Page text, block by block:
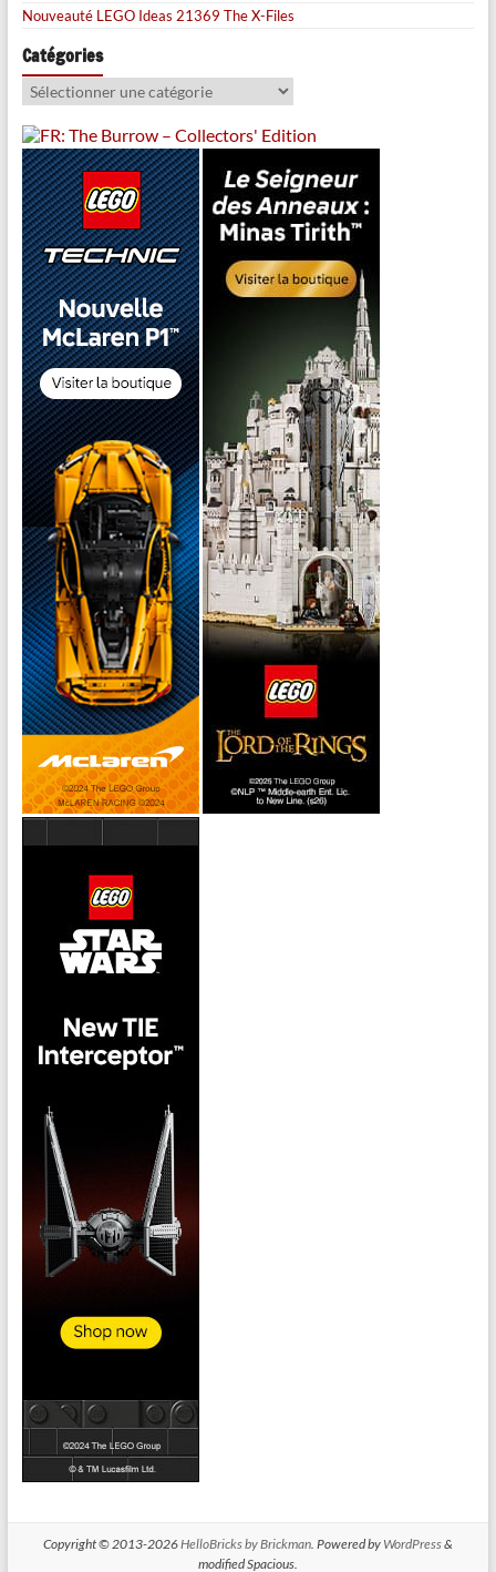
Nouveauté LEGO Ideas 21369 The X-Files
Catégories
Catégories
Copyright © 2013-2026HelloBricks by Brickman. Powered by WordPress&
modified Spacious.